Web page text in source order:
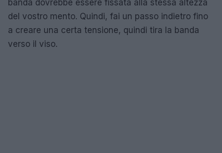
banda dovrebbe essere fissata alla stessa altezza
del vostro mento. Quindi, fai un passo indietro fino
a creare una certa tensione, quindi tira la banda
verso il viso.